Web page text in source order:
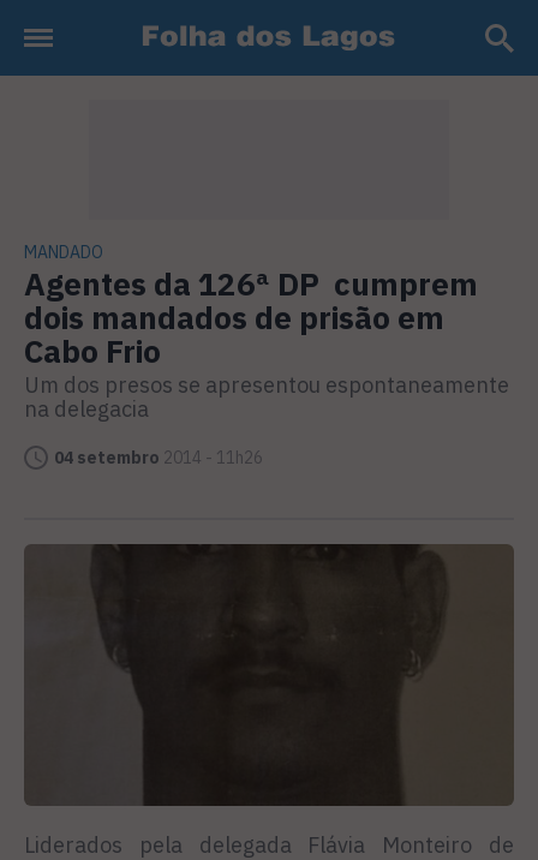
MANDADO
Agentes da 126ª DP cumprem
dois mandados de prisão em
Cabo Frio
Um dos presos se apresentou espontaneamente
na delegacia
04 setembro 2014 - 11h26
Liderados pela delegada Flávia Monteiro de